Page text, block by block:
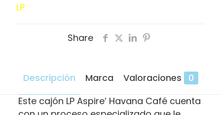
LP
Share
Descripción Marca Valoraciones
0
Este cajón LP Aspire’ Havana Café cuenta